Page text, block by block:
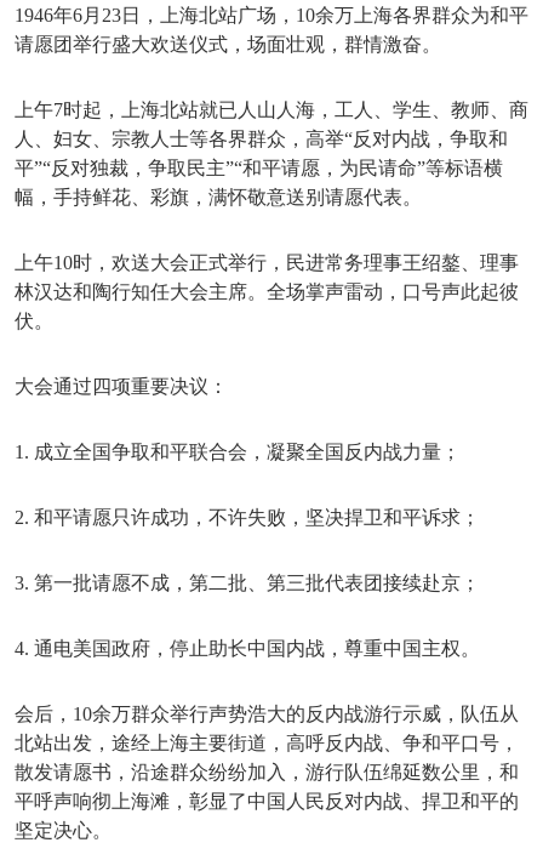
1946年6月23日，上海北站广场，10余万上海各界群众为和平
请愿团举行盛大欢送仪式，场面壮观，群情激奋。
上午7时起，上海北站就已人山人海，工人、学生、教师、商
人、妇女、宗教人士等各界群众，高举“反对内战，争取和
平”“反对独裁，争取民主”“和平请愿，为民请命”等标语横
幅，手持鲜花、彩旗，满怀敬意送别请愿代表。
上午10时，欢送大会正式举行，民进常务理事王绍鏊、理事
林汉达和陶行知任大会主席。全场掌声雷动，口号声此起彼
伏。
大会通过四项重要决议：
1. 成立全国争取和平联合会，凝聚全国反内战力量；
2. 和平请愿只许成功，不许失败，坚决捍卫和平诉求；
3. 第一批请愿不成，第二批、第三批代表团接续赴京；
4. 通电美国政府，停止助长中国内战，尊重中国主权。
会后， 10余万群众举行声势浩大的反内战游行示威，队伍从
北站出发，途经上海主要街道，高呼反内战、争和平口号，
散发请愿书，沿途群众纷纷加入，游行队伍绵延数公里，和
平呼声响彻上海滩，彰显了中国人民反对内战、捍卫和平的
坚定决心。